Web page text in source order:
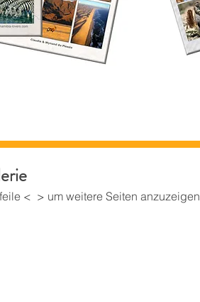
< > um weitere Seiten anzuzeigen